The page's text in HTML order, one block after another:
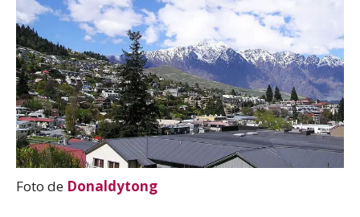
Foto de Donaldytong